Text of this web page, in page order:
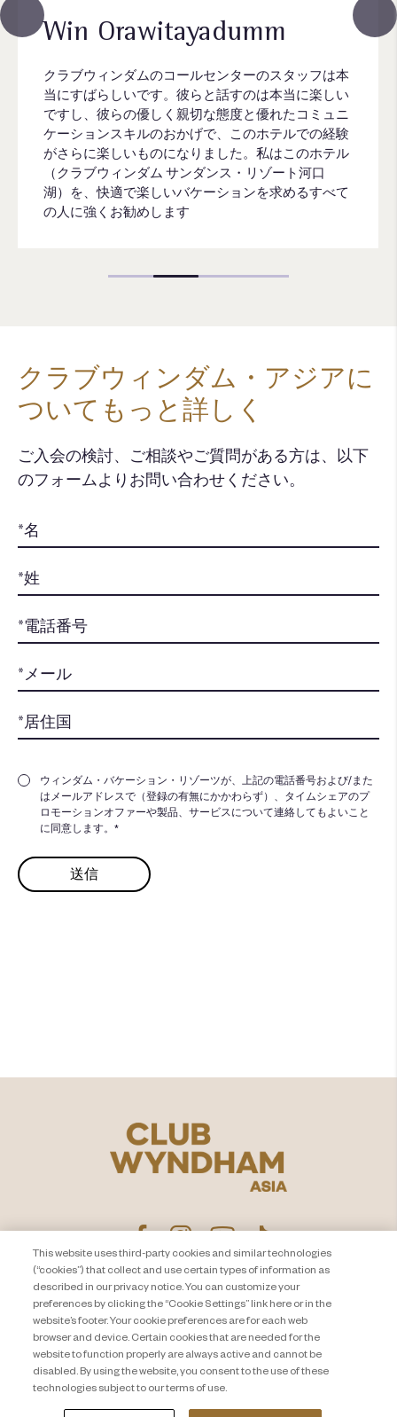
Win Orawitayadumm
クラブウィンダムのコールセンターのスタッフは本
当にすばらしいです。彼らと話すのは本当に楽しい
ですし、彼らの優しく親切な態度と優れたコミュニ
ケーションスキルのおかげで、このホテルでの経験
がさらに楽しいものになりました。私はこのホテル
（クラブウィンダム サンダンス・リゾート河口
湖）を、快適で楽しいバケーションを求めるすべて
の人に強くお勧めします
クラブウィンダム・アジアに
ついてもっと詳しく
ご入会の検討、ご相談やご質問がある方は、以下
のフォームよりお問い合わせください。​
ウィンダム・バケーション・リゾーツが、上記の電話番号および/また
はメールアドレスで（登録の有無にかかわらず）、タイムシェアのプ
ロモーションオファーや製品、サービスについて連絡してもよいこと
に同意します。*
プライバシー通知
About Travel + Leisure Co
Cookie Settings
お問い合わせ
サイトマップ
利用規約
This website uses third-party cookies and similar technologies
(“cookies”) that collect and use certain types of information as
described in our privacy notice. You can customize your
preferences by clicking the “Cookie Settings” link here or in the
website’s footer. Your cookie preferences are for each web
browser and device. Certain cookies that are needed for the
website to function properly are always active and cannot be
disabled. By using the website, you consent to the use of these
technologies subject to our terms of use.